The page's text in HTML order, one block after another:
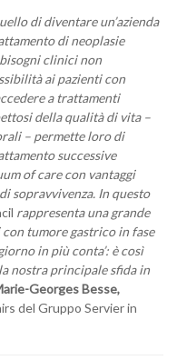
di diventare un’azienda
di neoplasie
clinici non
ai pazienti con
a trattamenti
della qualità di vita –
– permette loro di
successive
of care con vantaggi
sopravvivenza. In questo
rappresenta una grande
tumore gastrico in fase
in più conta’: è così
nostra principale sfi­da in
Georges Besse,
del Gruppo Servier in